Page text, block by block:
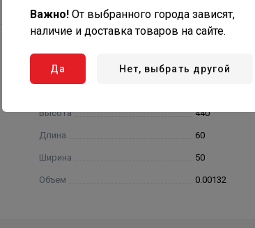
Высота 440
Длина 60
Ширина 50
Объем 0.00132
Важно! От выбранного города зависят,
наличие и доставка товаров на сайте.
Да Нет, выбрать другой